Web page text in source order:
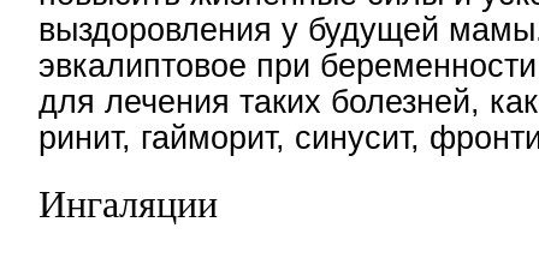
выздоровления у будущей
эвкалиптовое при
для лечения таких болезней,
ринит, гайморит, синусит,
Ингаляции